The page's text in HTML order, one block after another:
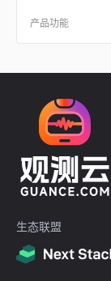
产品功能
生态联盟